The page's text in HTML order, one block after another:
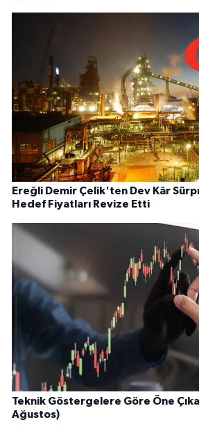
Ereğli Demir Çelik'ten Dev Kâr
Hedef Fiyatları Revize Etti
Teknik Göstergelere Göre Öne
Ağustos)